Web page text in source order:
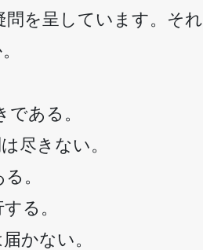
を呈しています。それ
ある。
尽きない。
。
る。
かない。